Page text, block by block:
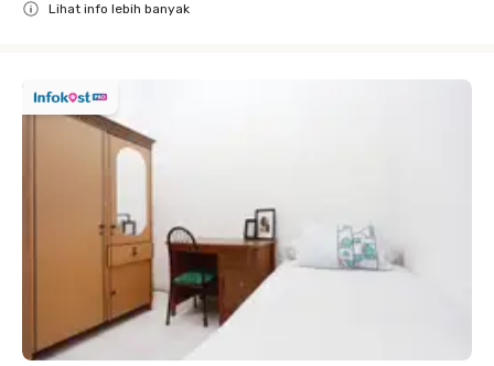
Lihat info lebih banyak